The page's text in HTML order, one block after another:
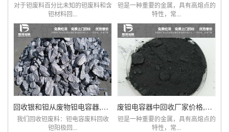
对于钽废料百分比未知的钽废料和含
钽材料回...
钽是一种重要的金属，具有高熔点的
特性，常...
回收银和钽从废物钽电容器,钽电容器钽电阻价格
我们回收钽废料：钽电容废料回收
钽阳极回...
废钽电容器中回收厂家价格,钽回收,钽线圈
钽是一种重要的金属，具有高熔点的
特性，常...